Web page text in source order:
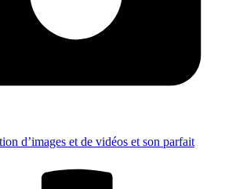
d’images et de vidéos et son parfait